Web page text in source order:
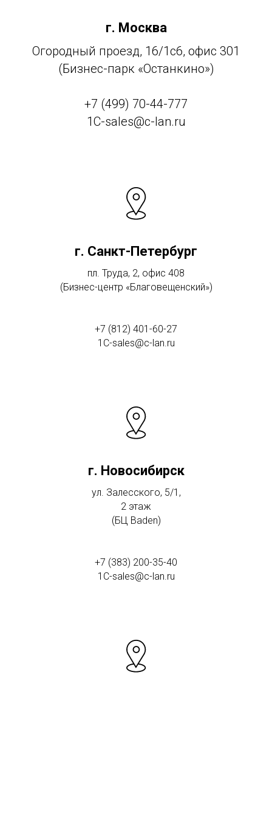
г. Москва
Огородный проезд, 16/1с6, офис 301
(Бизнес-парк «Останкино»)
+7 (499) 70-44-777
1C-sales@c-lan.ru
г. Санкт-Петербург
пл. Труда, 2, офис 408
(Бизнес-центр «Благовещенский»)
+7 (812) 401-60-27
1C-sales@c-lan.ru
г. Новосибирск
ул. Залесского, 5/1,
2 этаж
(БЦ Baden)
+7 (383) 200-35-40
1C-sales@c-lan.ru